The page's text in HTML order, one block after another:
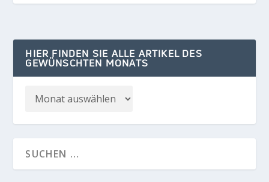
HIER FINDEN SIE ALLE ARTIKEL DES
GEWÜNSCHTEN MONATS